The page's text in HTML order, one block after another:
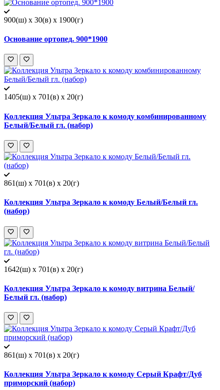
900(ш) x 30(в) x 1900(г)
Основание ортопед. 900*1900
1405(ш) x 701(в) x 20(г)
Коллекция Ультра Зеркало к комоду комбинированному
Белый/Белый гл. (набор)
861(ш) x 701(в) x 20(г)
Коллекция Ультра Зеркало к комоду Белый/Белый гл.
(набор)
1642(ш) x 701(в) x 20(г)
Коллекция Ультра Зеркало к комоду витрина Белый/
Белый гл. (набор)
861(ш) x 701(в) x 20(г)
Коллекция Ультра Зеркало к комоду Серый Крафт/Дуб
приморский (набор)